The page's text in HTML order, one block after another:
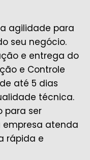
agilidade para
seu negócio.
e entrega do
e Controle
até 5 dias
técnica.
para ser
empresa atenda
rápida e